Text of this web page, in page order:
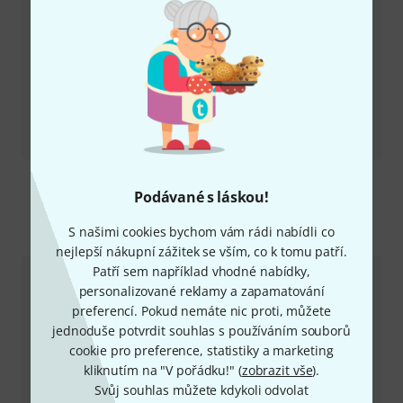
Podávané s láskou!
S našimi cookies bychom vám rádi nabídli co
nejlepší nákupní zážitek se vším, co k tomu patří.
Patří sem například vhodné nabídky,
personalizované reklamy a zapamatování
preferencí. Pokud nemáte nic proti, můžete
jednoduše potvrdit souhlas s používáním souborů
cookie pro preference, statistiky a marketing
kliknutím na "V pořádku!" (zobrazit vše).
Svůj souhlas můžete kdykoli odvolat
P1016 Custom Wires 10/16
Kontaktujte nás
Zákaznický servis - Česko